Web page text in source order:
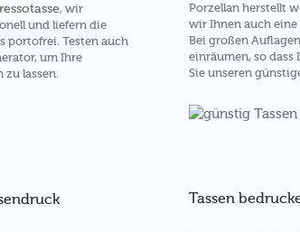
, wir
und liefern die
portofrei. Testen auch
um Ihre
zu lassen.
Porzellan herstellt
wir Ihnen auch
Bei großen
einräumen, so
Sie unseren
Tassen